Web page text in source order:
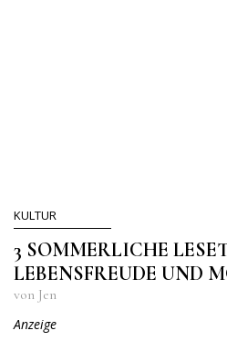
KULTUR
3 SOMMERLICHE
LEBENSFREUDE UND
von Jen
Anzeige